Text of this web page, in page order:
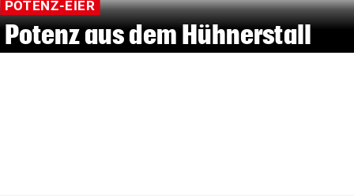
POTENZ-EIER
Potenz aus dem Hühnerstall